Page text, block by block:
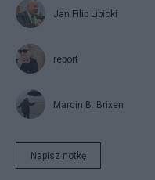
Jan Filip Libicki
report
Marcin B. Brixen
Napisz notkę